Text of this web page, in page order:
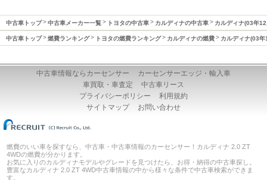
中古車トップ 中古車メーカー一覧 トヨタの中古車 カルディナの中古車 カルディナ(03年
中古車トップ 燃費ランキング トヨタの燃費ランキング カルディナの燃費 カルディナ(03
中古車情報ならカーセンサー
カーセンサーエッジ・輸入車
車買取・車査定
中古車リース
プライバシーポリシー
利用規約
サイトマップ
お問い合わせ
燃費のいい車を探すなら、中古車・中古車情報のカーセンサー！カルディナ 2.0 ZT
4WDの燃費が分かります。
お気に入りのカルディナモデルやグレードを見つけたら、お得・納得の中古車探し。
豊富なカルディナ 2.0 ZT 4WD中古車情報の中から様々な条件で中古車検索ができま
す。